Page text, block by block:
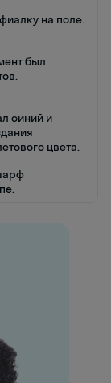
на поле.
был
синий и
цвета.